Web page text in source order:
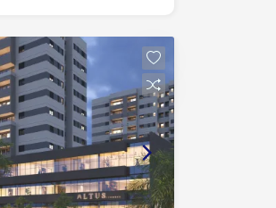
da cidade e a
e serviços
entorno!